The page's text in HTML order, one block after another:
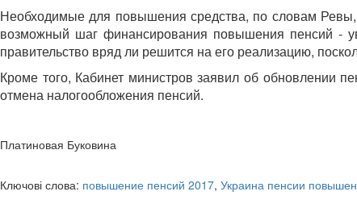
Необходимые для повышения средства, по словам
возможный шаг финансирования повышения пенсий -
правительство вряд ли решится на его реализацию,
Кроме того, Кабинет министров заявил об обновлении
отмена налогообложения пенсий.
Платиновая Буковина
Ключові слова: повышение пенсий 2017, Украина пенсии